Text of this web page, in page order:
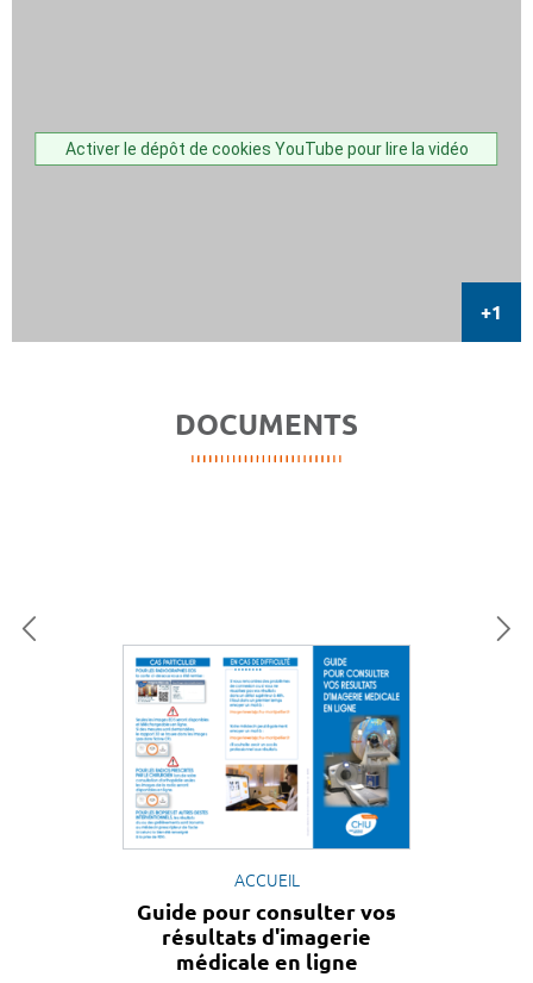
Activer le dépôt de cookies YouTube pour lire la vidéo
DOCUMENTS
ACCUEIL
Guide pour consulter vos
résultats d'imagerie
médicale en ligne